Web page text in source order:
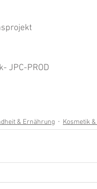
JPC-PROD
& Ernährung Kosmetik